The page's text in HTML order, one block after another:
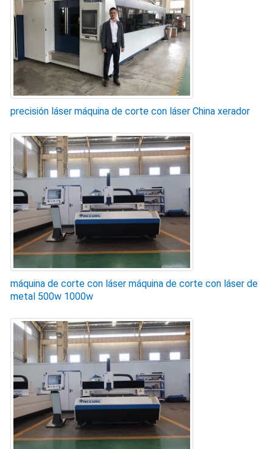
precisión láser máquina de corte con láser China xerador
máquina de corte con láser máquina de corte con láser de
metal 500w 1000w